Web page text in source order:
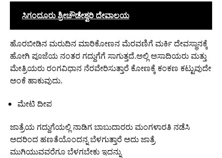
ಸಿಗಂದೂರು ಶ್ರೀಚೌಡೇಶ್ವರಿ ದೇವಾಲಯ
ಹೊರಬೀಡಿನ ಮರುದಿನ ಮಾರಿಕೋಣನ ಮೆರವಣಿಗೆ ಮರ್ಕಿ ದೇವಸ್ಥಾನಕ್ಕೆ
ಹೋಗಿ ಪೂಜೆಯ ನಂತರ ಗದ್ದುಗೆಗೆ ಸಾಗುತ್ತದೆ.ಅಲ್ಲಿ ಅಸಾದಿಯರು ಮತ್ತು
ಮೇತ್ರಿಯರು ರಂಗವಿಧಾನ ನೆರವೇರಿಸುತ್ತಾರೆ ಕೋಣಕ್ಕೆ ಕಂಕಣ ಕಟ್ಟುವುದೇ
ಅಂಕೆ ಹಾಕುವುದು.
ಮೇಟಿ ದೀಪ
ಜಾತ್ರೆಯ ಗದ್ದುಗೆಯಲ್ಲಿ ನಾಡಿಗ ಬಾಬುದಾರರು ಮಂಗಳಾರತಿ ನಡೆಸಿ
ಅದರಿಂದ ಹಣತೆಯೊಂದನ್ನ ಬೆಳಗುತ್ತಾರೆ ಅದು ಜಾತ್ರೆ
ಮುಗಿಯುವವರೆಗೂ ಬೆಳಗಬೇಕು ಇದನ್ನು